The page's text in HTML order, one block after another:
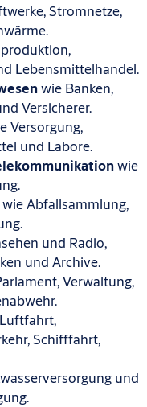
Stromnetze,
Lebensmittelhandel.
wie Banken,
Versicherer.
Versorgung,
und Labore.
wie
wie Abfallsammlung,
und Radio,
und Archive.
Verwaltung,
Schifffahrt,
und